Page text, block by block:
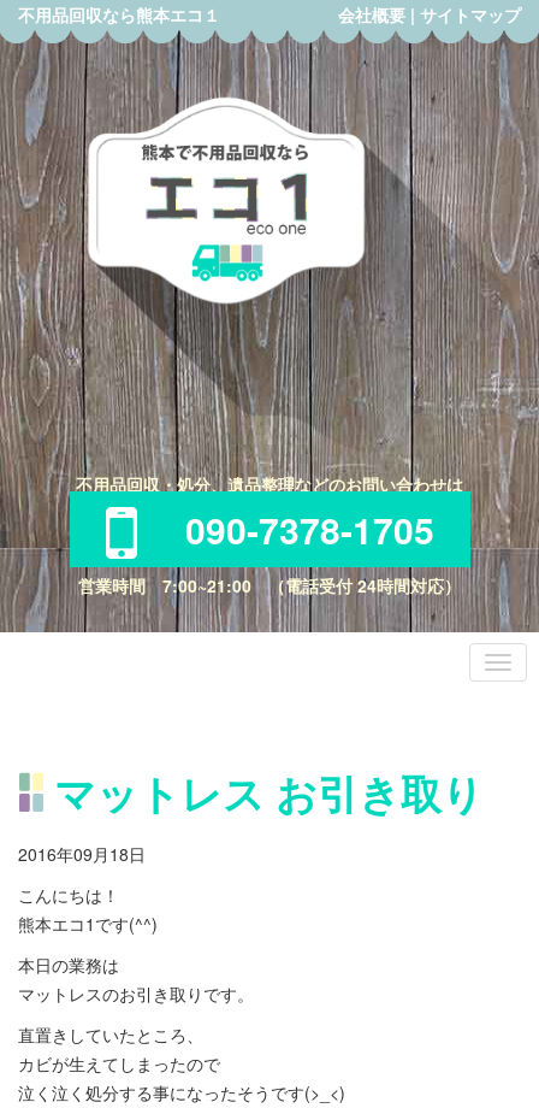
不用品回収なら熊本エコ１ 会社概要| サイトマップ
不用品回収・処分、遺品整理などのお問い合わせは
090-7378-1705
営業時間 7:00~21:00 （電話受付 24時間対応）
マットレス お引き取り
2016年09月18日
こんにちは！
熊本エコ1です(^^)
本日の業務は
マットレスのお引き取りです。
直置きしていたところ、
カビが生えてしまったので
泣く泣く処分する事になったそうです(>_<)